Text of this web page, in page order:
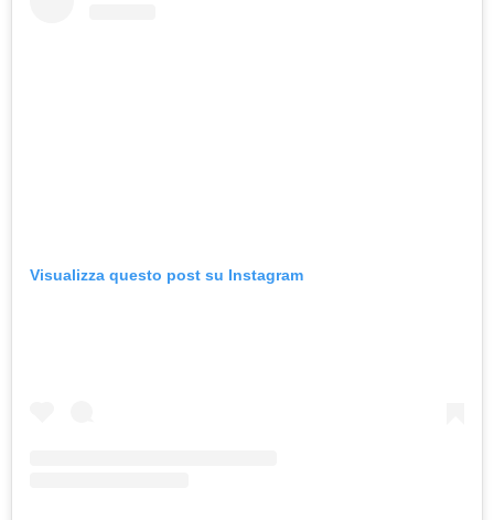
Visualizza questo post su Instagram